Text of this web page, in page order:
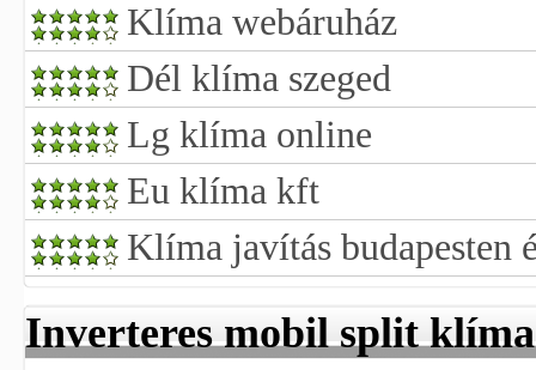
Klíma webáruház
Dél klíma szeged
Lg klíma online
Eu klíma kft
Klíma javítás budapesten
Inverteres mobil split klíma